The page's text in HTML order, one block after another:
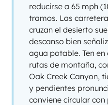
reducirse a 65 mph
tramos. Las
cruzan el desierto
descanso bien
agua potable. Ten
rutas de montaña,
Oak Creek Canyon,
y pendientes
conviene circular con